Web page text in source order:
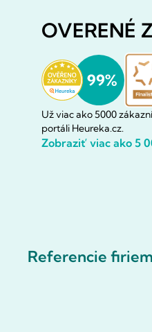
OVERENÉ
Už viac ako 5000
portáli Heureka.cz.
Zobraziť viac ako 5
Referencie firiem